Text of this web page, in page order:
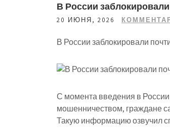
В России
20 ИЮНЯ, 2026
В России заблокировали
С момента введения в
мошенничеством, граждане
Такую информацию озвучил